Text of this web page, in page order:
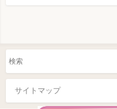
サイトマップ